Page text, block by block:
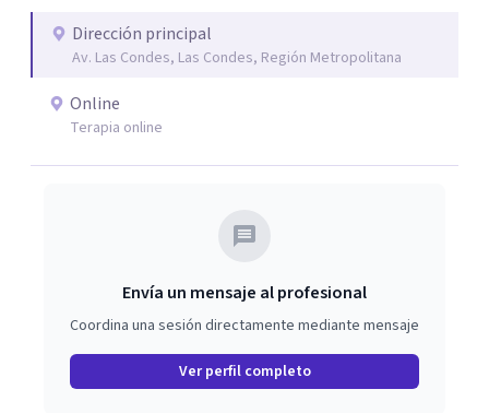
personas puedan sentirse escuchadas y apoyadas, en su
camino hacia la sanación y transformación de sus heridas
Dirección principal
Av. Las Condes, Las Condes, Región Metropolitana
Online
Terapia online
Envía un mensaje al profesional
Coordina una sesión directamente mediante mensaje
Ver perfil completo